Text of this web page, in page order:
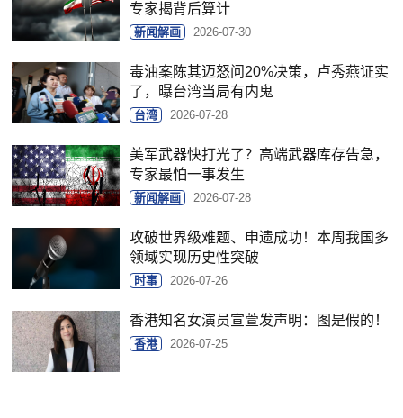
专家揭背后算计
新闻解画 2026-07-30
毒油案陈其迈怒问20%决策，卢秀燕证实
了，曝台湾当局有内鬼
台湾 2026-07-28
美军武器快打光了？高端武器库存告急，
专家最怕一事发生
新闻解画 2026-07-28
攻破世界级难题、申遗成功！本周我国多
领域实现历史性突破
时事 2026-07-26
香港知名女演员宣萱发声明：图是假的！
香港 2026-07-25